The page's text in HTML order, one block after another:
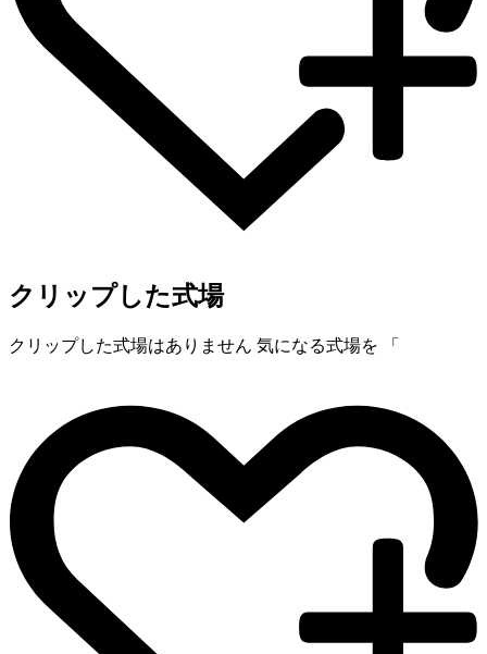
クリップした式場
クリップした式場はありません 気になる式場を 「